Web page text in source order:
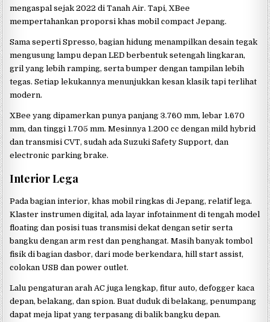
mengaspal sejak 2022 di Tanah Air. Tapi, XBee
mempertahankan proporsi khas mobil compact Jepang.
Sama seperti Spresso, bagian hidung menampilkan desain tegak
mengusung lampu depan LED berbentuk setengah lingkaran,
gril yang lebih ramping, serta bumper dengan tampilan lebih
tegas. Setiap lekukannya menunjukkan kesan klasik tapi terlihat
modern.
XBee yang dipamerkan punya panjang 3.760 mm, lebar 1.670
mm, dan tinggi 1.705 mm. Mesinnya 1.200 cc dengan mild hybrid
dan transmisi CVT, sudah ada Suzuki Safety Support, dan
electronic parking brake.
Interior Lega
Pada bagian interior, khas mobil ringkas di Jepang, relatif lega.
Klaster instrumen digital, ada layar infotainment di tengah model
floating dan posisi tuas transmisi dekat dengan setir serta
bangku dengan arm rest dan penghangat. Masih banyak tombol
fisik di bagian dasbor, dari mode berkendara, hill start assist,
colokan USB dan power outlet.
Lalu pengaturan arah AC juga lengkap, fitur auto, defogger kaca
depan, belakang, dan spion. Buat duduk di belakang, penumpang
dapat meja lipat yang terpasang di balik bangku depan.